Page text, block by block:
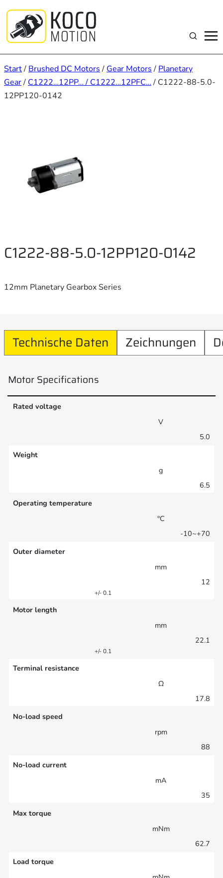
Inhalt
springen
Suchen
Start/ Brushed DC Motors / Gear Motors / Planetary
Gear/ C1222…12PP… / C1222…12PFC… / C1222-88-5.0-
12PP120-0142
C1222-88-5.0-12PP120-0142
12mm Planetary Gearbox Series
Technische Daten Zeichnungen
Motor Specifications
Rated voltage
V
5.0
Weight
g
6.5
Operating temperature
°C
-10~+70
Outer diameter
mm
12
+/- 0.1
Motor length
mm
22.1
+/- 0.1
Terminal resistance
Ω
17.8
No-load speed
rpm
88
No-load current
mA
35
Max torque
mNm
62.7
Load torque